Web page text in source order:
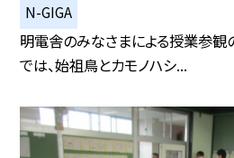
N-GIGA
明電舎のみなさまによる授業参観
では、始祖鳥とカモノハシ...